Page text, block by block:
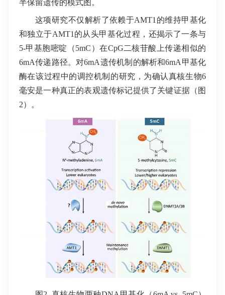
半保留遗传的模式图。
这项研究不仅解析了依赖于AMT1 的维持甲基化
和独立于AMT1 的从头甲基化过程，还揭示了一条与
5-甲基胞嘧啶（5mC ）在CpG二核苷酸上传递相似的
6mA传递路径。对6mA遗传机制的解析和6mA 甲基化
酶在该过程中的调控机制的研究，为确认真核生物6
毫安是一种真正的表观遗传标记提供了关键证据（图
2）。